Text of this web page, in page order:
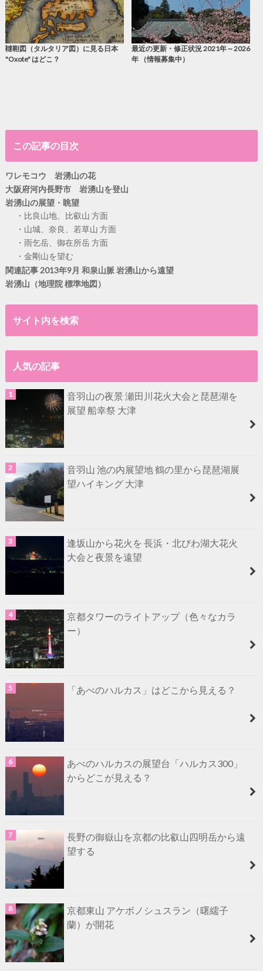
韃靼図（タルタリア図）に見る日本
"Oxote" はどこ？
最近の更新・修正状況 2021年～2026
年 （情報募集中）
この記事の目次
ワレモコウ 岩湧山の花
大阪府河内長野市 岩湧山を登山
岩湧山の展望・眺望
比良山地、比叡山 方面
山城、奈良、若草山 方面
雨乞岳、御在所岳 方面
金剛山を望む
関連記事 2013年9月 和泉山脈 岩湧山から遠望
岩湧山（地理院 標準地図）
サイト内を検索
人気の記事
音羽山の夜景 瀬田川花火大会と琵琶湖を
展望 船幸祭 大津
音羽山 池の内展望地 鶴の里から琵琶湖展
望ハイキング 大津
逢坂山から花火を 長浜・北びわ湖大花火
大会と夜景を遠望
京都タワーのライトアップ（色々なカラ
ー）
「あべのハルカス」はどこから見える？
あべのハルカスの展望台「ハルカス300」
からどこが見える？
長野の御嶽山を京都の比叡山四明岳から遠
望する
京都東山 アケボノシュスラン（曙繻子
蘭）が開花